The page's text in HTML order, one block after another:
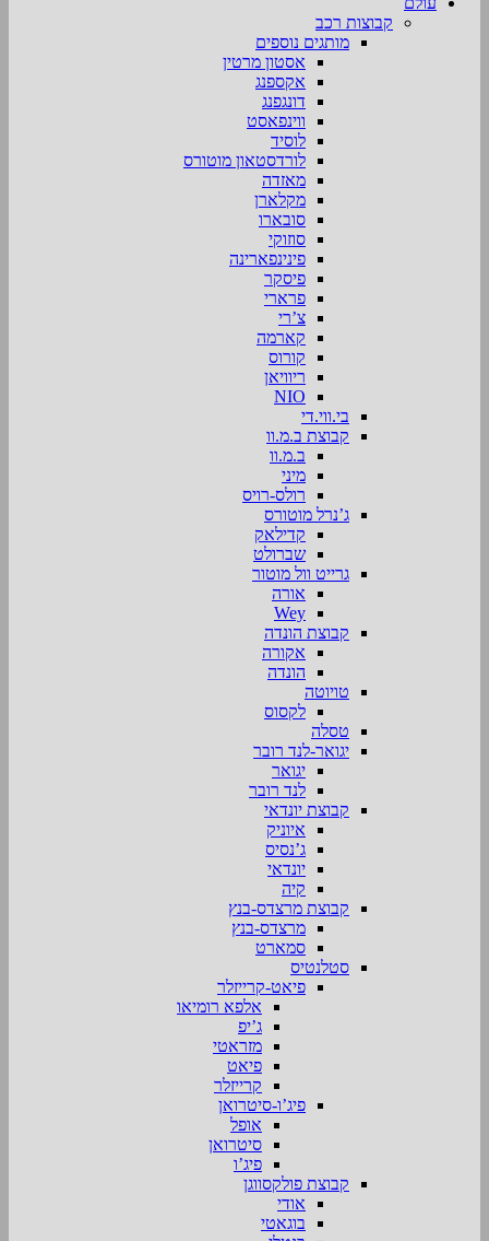
קבוצות רכב
מותגים נוספים
אסטון מרטין
אקספנג
דונגפנג
ווינפאסט
לוסיד
לורדסטאון מוטורס
מאזדה
מקלארן
סובארו
סוזוקי
פינינפארינה
פיסקר
פרארי
צ’רי
קארמה
קורוס
ריוויאן
NIO
בי.ווי.די
קבוצת ב.מ.וו
ב.מ.וו
מיני
רולס-רויס
ג’נרל מוטורס
קדילאק
שברולט
גרייט וול מוטור
אורה
Wey
קבוצת הונדה
אקורה
הונדה
טויוטה
לקסוס
טסלה
יגואר-לנד רובר
יגואר
לנד רובר
קבוצת יונדאי
איוניק
ג’נסיס
יונדאי
קיה
קבוצת מרצדס-בנץ
מרצדס-בנץ
סמארט
סטלנטיס
פיאט-קרייזלר
אלפא רומיאו
ג’יפ
מזראטי
פיאט
קרייזלר
פיג’ו-סיטרואן
אופל
סיטרואן
פיג’ו
קבוצת פולקסווגן
אודי
בוגאטי